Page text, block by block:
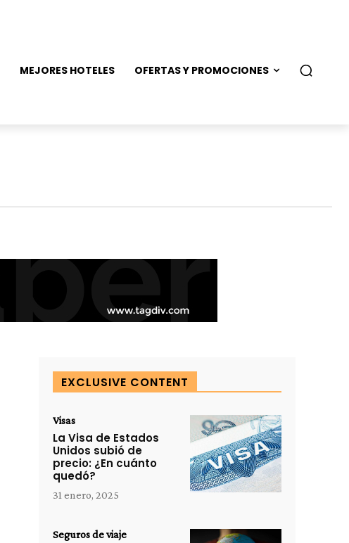
MEJORES HOTELES OFERTAS Y PROMOCIONES
EXCLUSIVE CONTENT
Visas
La Visa de Estados
Unidos subió de
precio: ¿En cuánto
quedó?
31 enero, 2025
Seguros de viaje